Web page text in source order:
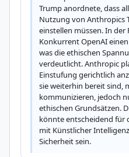
Trump anordnete, dass
Nutzung von Anthropics
einstellen müssen. In der
Konkurrent OpenAI
was die ethischen
verdeutlicht. Anthropic
Einstufung gerichtlich
sie weiterhin bereit sind,
kommunizieren, jedoch
ethischen Grundsätzen.
könnte entscheidend für
mit Künstlicher
Sicherheit sein.